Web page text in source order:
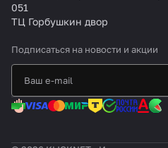
051
ТЦ Горбушкин двор
Подписаться на новости и акции